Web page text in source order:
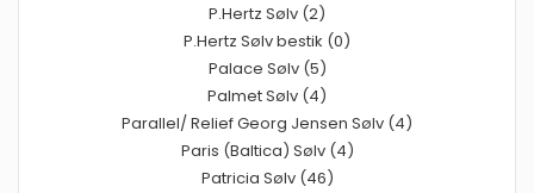
P.Hertz Sølv (2)
P.Hertz Sølv bestik (0)
Palace Sølv (5)
Palmet Sølv (4)
Parallel/ Relief Georg Jensen Sølv (4)
Paris (Baltica) Sølv (4)
Patricia Sølv (46)